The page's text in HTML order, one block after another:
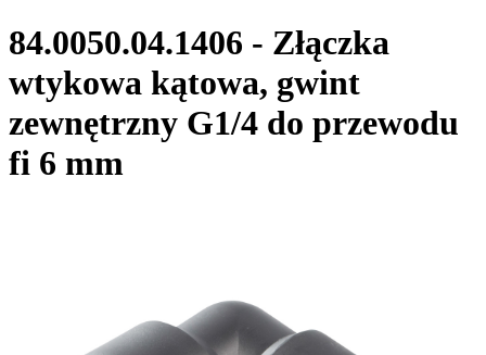
84.0050.04.1406 - Złączka
wtykowa kątowa, gwint
zewnętrzny G1/4 do przewodu
fi 6 mm